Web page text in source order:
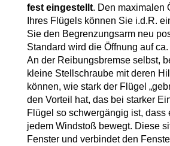
fest eingestellt. Den maximalen
Ihres Flügels können Sie i.d.R.
Sie den Begrenzungsarm neu
Standard wird die Öffnung auf ca.
An der Reibungsbremse selbst,
kleine Stellschraube mit deren
können, wie stark der Flügel
den Vorteil hat, das bei starker
Flügel so schwergängig ist, dass
jedem Windstoß bewegt. Diese
Fenster und verbindet den